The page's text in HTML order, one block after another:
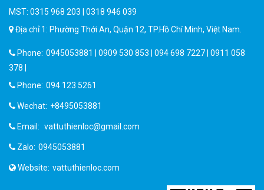
MST: 0315 968 203 | 0318 946 039
Địa chỉ 1: Phường Thới An, Quận 12, TP.Hồ Chí Minh, Việt Nam.
Phone: 0945053881 | 0909 530 853 | 094 698 7227 | 0911 058
378 |
Phone: 094 123 5261
Wechat: +8495053881
Email: vattuthienloc@gmail.com
Zalo: 0945053881
Website: vattuthienloc.com